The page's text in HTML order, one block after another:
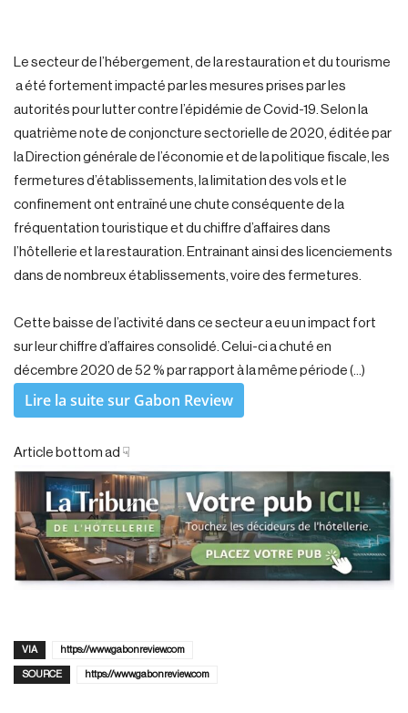
Le secteur de l’hébergement, de la restauration et du tourisme
a été fortement impacté par les mesures prises par les
autorités pour lutter contre l’épidémie de Covid-19. Selon la
quatrième note de conjoncture sectorielle de 2020, éditée par
la Direction générale de l’économie et de la politique fiscale, les
fermetures d’établissements, la limitation des vols et le
confinement ont entraîné une chute conséquente de la
fréquentation touristique et du chiffre d’affaires dans
l’hôtellerie et la restauration. Entrainant ainsi des licenciements
dans de nombreux établissements, voire des fermetures.
Cette baisse de l’activité dans ce secteur a eu un impact fort
sur leur chiffre d’affaires consolidé. Celui-ci a chuté en
décembre 2020 de 52 % par rapport à la même période (…)
Lire la suite sur Gabon Review
Article bottom ad ☟
VIA https://www.gabonreview.com
SOURCE https://www.gabonreview.com